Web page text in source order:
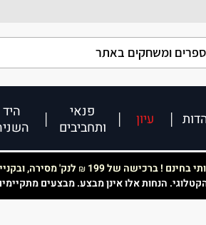
עיון
פנאי
ותחביבים
היד
בחינם ! ברכישה של 199 ₪ לנק' מסירה,
הנחות אלו אינן מבצע. מבצעים